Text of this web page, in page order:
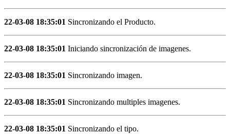
22-03-08 18:35:01 Sincronizando el Producto.
22-03-08 18:35:01 Iniciando sincronización de imagenes.
22-03-08 18:35:01 Sincronizando imagen.
22-03-08 18:35:01 Sincronizando multiples imagenes.
22-03-08 18:35:01 Sincronizando el tipo.